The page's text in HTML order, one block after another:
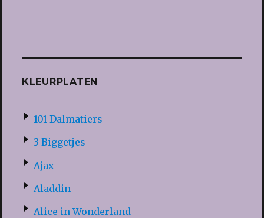
KLEURPLATEN
101 Dalmatiers
3 Biggetjes
Ajax
Aladdin
Alice in Wonderland